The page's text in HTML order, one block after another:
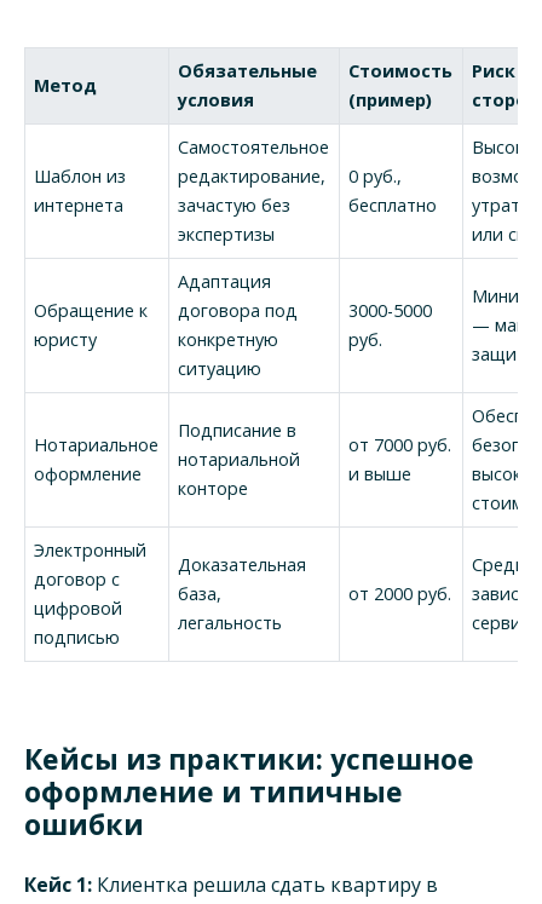
Метод
Обязательные
условия
Стоимость
(пример)
Риск
сторон
Шаблон из
интернета
Самостоятельное
редактирование,
зачастую без
экспертизы
0 руб.,
бесплатно
утрата
или
Обращение к
юристу
Адаптация
договора под
конкретную
ситуацию
3000-5000
руб.
—
защиты
Нотариальное
оформление
Подписание в
нотариальной
конторе
от 7000 руб.
и выше
высокая
Электронный
договор с
цифровой
подписью
Доказательная
база,
легальность
от 2000 руб.
сервиса
Кейсы из практики: успешное
оформление и типичные
ошибки
Кейс 1: Клиентка решила сдать квартиру в